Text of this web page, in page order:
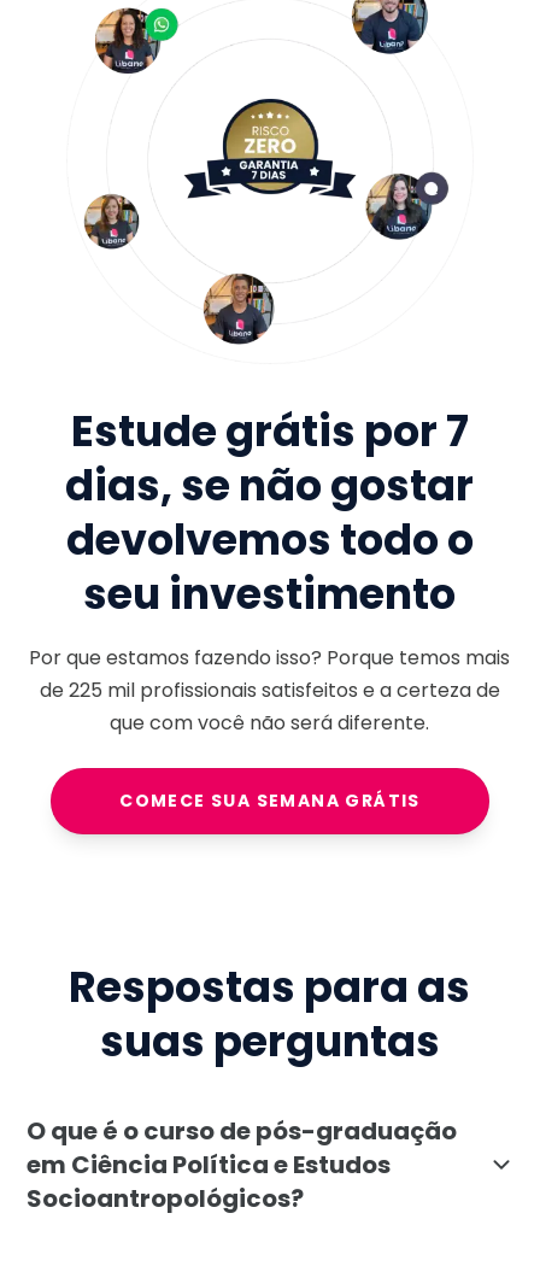
Estude grátis por 7
dias, se não gostar
devolvemos todo o
seu investimento
Por que estamos fazendo isso? Porque temos mais
de225 milprofissionais satisfeitos e a certeza de
que com você não será diferente.
COMECE SUA SEMANA GRÁTIS
Respostas para as
suas perguntas
O que é o curso de pós-graduação
em Ciência Política e Estudos
Socioantropológicos?